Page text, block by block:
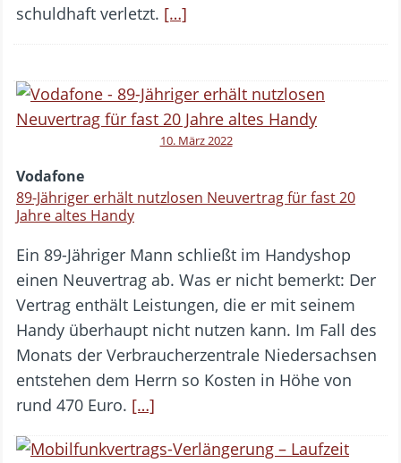
schuldhaft verletzt. […]
10. März 2022
Vodafone
89-Jähriger erhält nutzlosen Neuvertrag für fast 20
Jahre altes Handy
Ein 89-Jähriger Mann schließt im Handyshop
einen Neuvertrag ab. Was er nicht bemerkt: Der
Vertrag enthält Leistungen, die er mit seinem
Handy überhaupt nicht nutzen kann. Im Fall des
Monats der Verbraucherzentrale Niedersachsen
entstehen dem Herrn so Kosten in Höhe von
rund 470 Euro. […]